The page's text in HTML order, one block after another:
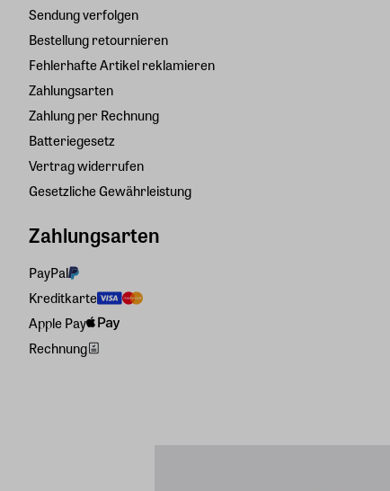
Sendung verfolgen
Bestellung retournieren
Fehlerhafte Artikel reklamieren
Zahlungsarten
Zahlung per Rechnung
Batteriegesetz
Vertrag widerrufen
Gesetzliche Gewährleistung
Zahlungsarten
PayPal
Kreditkarte
Apple Pay
Rechnung